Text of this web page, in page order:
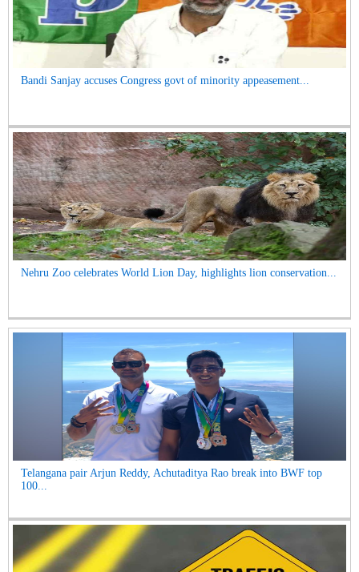
Bandi Sanjay accuses Congress govt of minority appeasement...
Nehru Zoo celebrates World Lion Day, highlights lion conservation...
Telangana pair Arjun Reddy, Achutaditya Rao break into BWF top
100...